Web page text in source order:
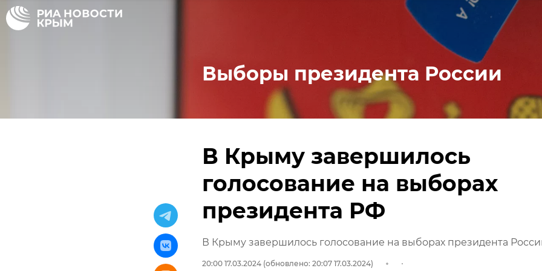
Выборы президента России
В Крыму завершилось
голосование на выборах
президента РФ
В Крыму завершилось голосование на выборах президента
20:00 17.03.2024 (обновлено: 20:07 17.03.2024)